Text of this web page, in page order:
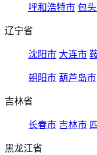
呼和浩特市 包
辽宁省
沈阳市 大连市
朝阳市 葫芦岛市
吉林省
长春市 吉林市
黑龙江省